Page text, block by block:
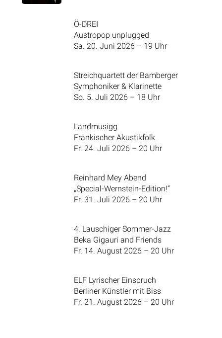
Ö-DREI
Austropop unplugged
Sa. 20. Juni 2026 – 19 Uhr
Streichquartett der Bamberger
Symphoniker & Klarinette
So. 5. Juli 2026 – 18 Uhr
Landmusigg
Fränkischer Akustikfolk
Fr. 24. Juli 2026 – 20 Uhr
Reinhard Mey Abend
„Special-Wernstein-Edition!“
Fr. 31. Juli 2026 – 20 Uhr
4. Lauschiger Sommer-Jazz
Beka Gigauri and Friends
Fr. 14. August 2026 – 20 Uhr
ELF Lyrischer Einspruch
Berliner Künstler mit Biss
Fr. 21. August 2026 – 20 Uhr